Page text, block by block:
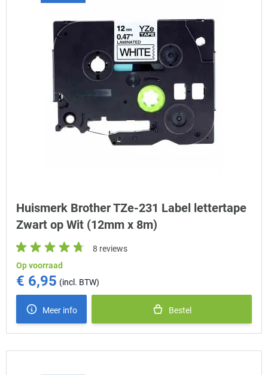
Huismerk Brother TZe-231 Label lettertape
Zwart op Wit (12mm x 8m)
8 reviews
Op voorraad
€ 6,95
Meer info Bestel